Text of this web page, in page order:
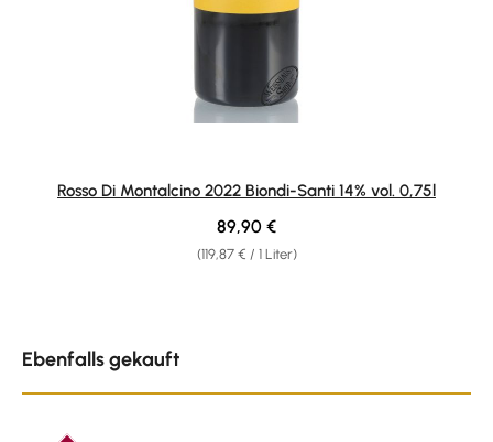
Rosso Di Montalcino 2022 Biondi-Santi 14% vol. 0,75l
(119,87 € / 1 Liter)
Regulärer Preis:
89,90 €
Ebenfalls gekauft